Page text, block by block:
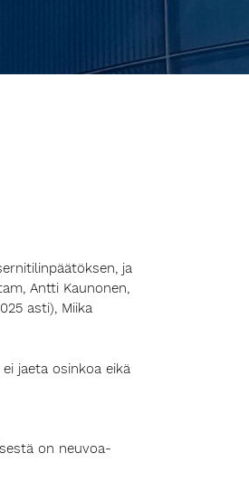
ja
Antti Kaunonen,
asti), Miika
jaeta osinkoa eikä
on neuvoa-